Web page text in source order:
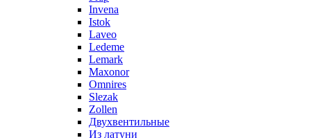
Invena
Istok
Laveo
Ledeme
Lemark
Maxonor
Omnires
Slezak
Zollen
Двухвентильные
Из латуни